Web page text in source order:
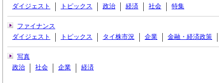
ダイジェスト
トピックス 政治 経済 社会 特集
ファイナンス
ダイジェスト
トピックス タイ株市況 企業 金融・経済政策
写真
政治
社会 企業 経済